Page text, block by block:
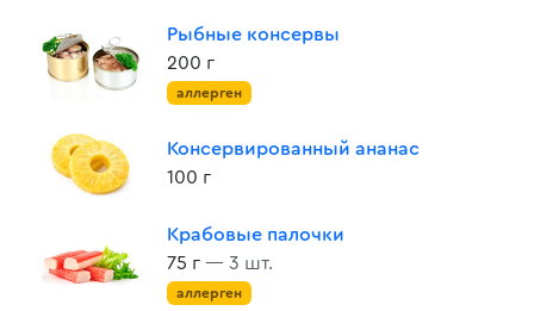
Рыбные консервы
200 г
аллерген
Консервированный ананас
100 г
Крабовые палочки
75 г — 3 шт.
аллерген